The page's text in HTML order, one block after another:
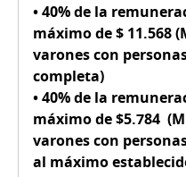
•40% de la
máximo de$ 11.568
varones con
completa)
•40% de la
máximo de$5.784
varones con
al máximo